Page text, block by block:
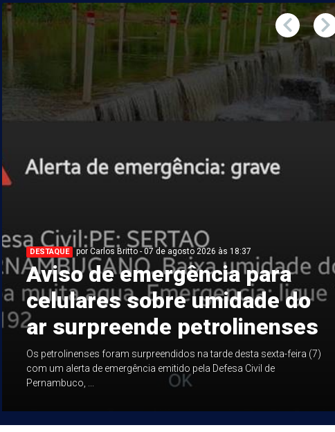
DESTAQUE por Carlos Britto - 07 de agosto 2026 às 18:37
Aviso de emergência para
celulares sobre umidade do
ar surpreende petrolinenses
Os petrolinenses foram surpreendidos na tarde desta sexta-feira (7)
com um alerta de emergência emitido pela Defesa Civil de
Pernambuco, ...